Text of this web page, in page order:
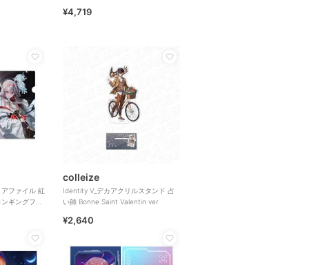
¥4,719
アファイル 紅
ギングフラ
colleize
Identity V_デカアクリルスタンド 占
い師 Bonne Saint Valentin ver
¥2,640